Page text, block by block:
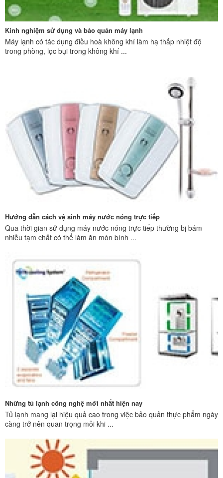
Kinh nghiệm sử dụng và bảo quản máy lạnh
Máy lạnh có tác dụng điều hoà không khí làm hạ thấp nhiệt độ
trong phòng, lọc bụi trong không khí ...
Hướng dẫn cách vệ sinh máy nước nóng trực tiếp
Qua thời gian sử dụng máy nước nóng trực tiếp thường bị bám
nhiều tạm chất có thể làm ăn mòn bình ...
Những tủ lạnh công nghệ mới nhất hiện nay
Tủ lạnh mang lại hiệu quả cao trong việc bảo quản thực phẩm ngày
càng trở nên quan trọng mỗi khi ...